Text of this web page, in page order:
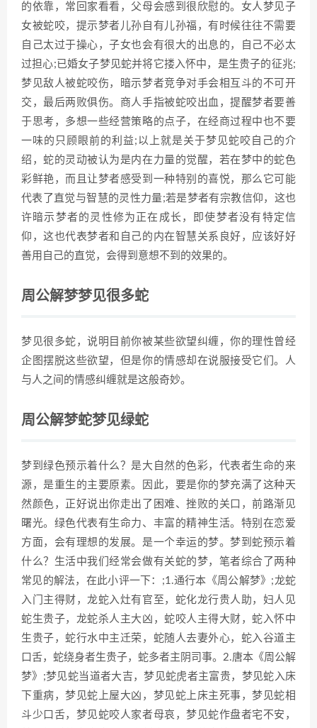
的依靠，常回家看看，父母会感到很欣慰的。女人梦见子
女被蛇咬，提示梦者儿孙自有儿孙福，有时候往往不需要
自己太过于操心，子女也会有很大的出息的，自己不必太
过担心;已婚女子梦见蛇并将它搂入怀中，是生贵子的征兆;
梦见敌人被蛇咬伤，暗示梦者竞争对手会相互斗的不可开
交，最后两败俱伤。商人手指被蛇咬出血，提醒梦者要善
于思考，多想一些经营策略的点子，在经商过程中也不要
一味的只顾眼前的利益;以上就是关于梦见蛇咬自己的介
绍，蛇的灵动被认为是内在力量的觉醒，若在梦中的蛇色
彩鲜艳，而且让梦者感受到一种特别的喜悦，那么它可能
代表了直觉与智慧的灵性力量;若是梦者有宗教信仰，这也
许暗示梦者的灵性修为正在成长，即使梦者没有特定信
仰，这也代表梦者和自己的内在智慧关系良好，应该好好
善用自己的直觉，会得到意想不到的效果的。
周公解梦梦见很多蛇
梦见很多蛇，说明目前你被某些欲望纠缠，你的理性曾经
企图摆脱这些欲望，但是你的情感却在说服接受它们。人
与人之间的情感纠缠就是这般奇妙。
周公解梦蛇梦见绿蛇
梦到绿色预示着什么？是大自然的色彩，代表者生命的来
源，是重生的主要原素。因此，要是你的梦充满了这种天
然颜色，正好说出你走出了困难、挫败的关口，前路渐见
曙光。绿色代表有生命力、丰富的精神生活。特别在恋爱
方面，会有理想的发展。是一个幸运的梦。梦到蛇预示着
什么？生活中我们经常会做有关蛇的梦，笔者综合了两种
常见的解法，在此小评一下：;1.通行本《周公解梦》;龙蛇
入门主得财，龙蛇入灶有官至，蛇化龙行贵人助，妇人见
蛇生贵子，龙蛇杀人主大凶，蛇咬人主得大财，蛇入怀中
生贵子，蛇行水中主迁荣，蛇随人去妻外心，蛇入谷道主
口舌，蛇绕身者生贵子，蛇多者主阴司事。2.唐本《周公解
梦》;梦见蛇当道者大吉，梦见蛇虎者主富贵，梦见蛇入床
下重病，梦见蛇上屋大凶，梦见蛇上床主死事，梦见蛇相
斗少口舌，梦见蛇咬人家者母哀，梦见蛇作盘者宅不安，